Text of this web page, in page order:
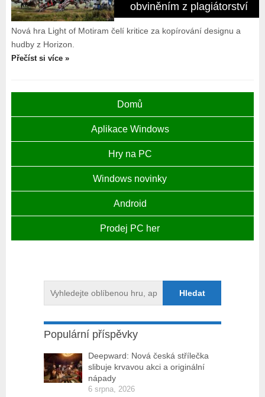
obviněním z plagiátorství
Nová hra Light of Motiram čelí kritice za kopírování designu a
hudby z Horizon.
Přečíst si více »
Domů
Aplikace Windows
Hry na PC
Windows novinky
Android
Prodej PC her
Populární příspěvky
Deepward: Nová česká střílečka
slibuje krvavou akci a originální
nápady
6 srpna, 2026